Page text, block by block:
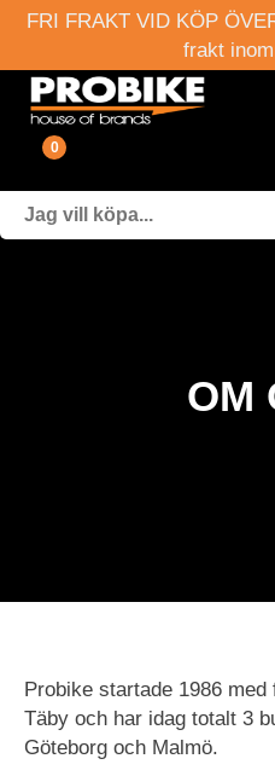
FRI FRAKT VID KÖP
frakt
0
OM
Probike startade 1986
Täby och har idag totalt 3
Göteborg och Malmö.